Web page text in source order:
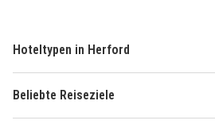
Hoteltypen in Herford
Beliebte Reiseziele